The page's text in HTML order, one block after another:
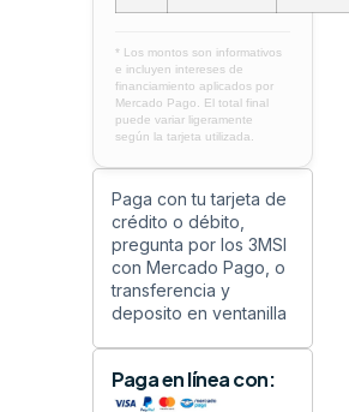
* Los montos son informativos
e incluyen intereses de
financiamiento aplicados por
Mercado Pago. El total final
puede variar ligeramente
según la tarjeta utilizada.
Paga con tu tarjeta de
crédito o débito,
pregunta por los 3MSI
con Mercado Pago, o
transferencia y
deposito en ventanilla
Paga en línea con: